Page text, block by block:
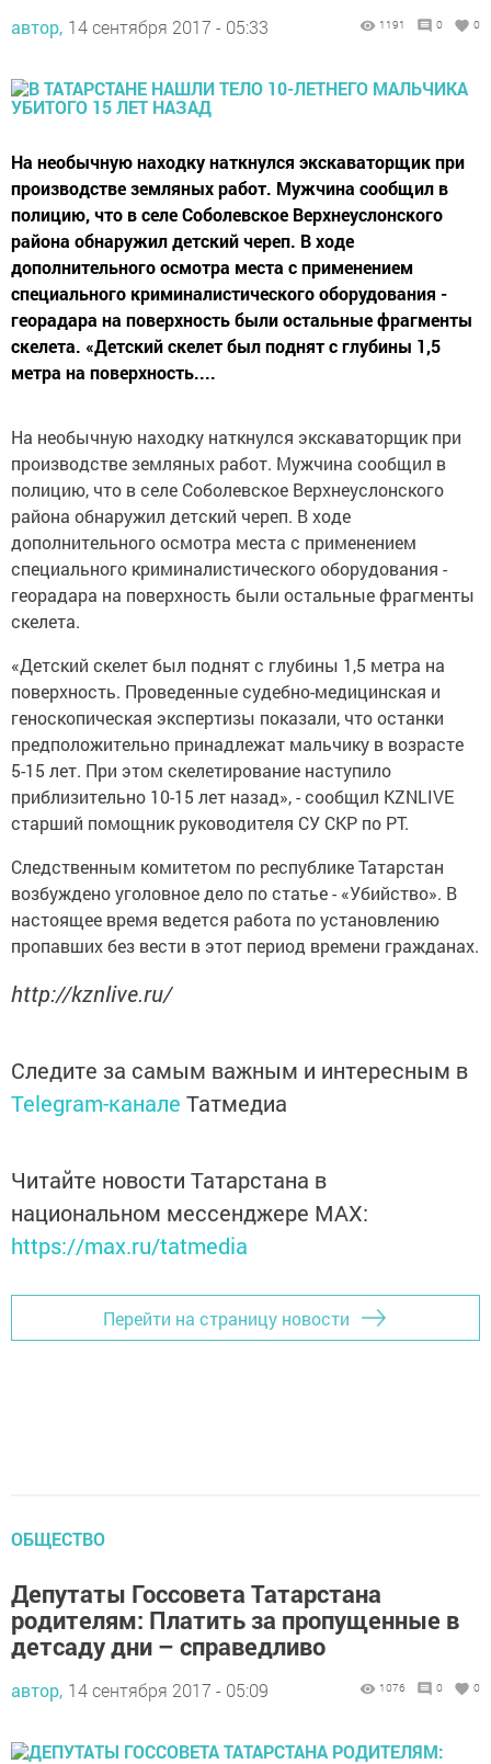
автор, 14 сентября 2017 - 05:33 1191 0 0
На необычную находку наткнулся экскаваторщик при
производстве земляных работ. Мужчина сообщил в
полицию, что в селе Соболевское Верхнеуслонского
района обнаружил детский череп. В ходе
дополнительного осмотра места с применением
специального криминалистического оборудования -
георадара на поверхность были остальные фрагменты
скелета. «Детский скелет был поднят с глубины 1,5
метра на поверхность....
На необычную находку наткнулся экскаваторщик при
производстве земляных работ. Мужчина сообщил в
полицию, что в селе Соболевское Верхнеуслонского
района обнаружил детский череп. В ходе
дополнительного осмотра места с применением
специального криминалистического оборудования -
георадара на поверхность были остальные фрагменты
скелета.
«Детский скелет был поднят с глубины 1,5 метра на
поверхность. Проведенные судебно-медицинская и
геноскопическая экспертизы показали, что останки
предположительно принадлежат мальчику в возрасте
5-15 лет. При этом скелетирование наступило
приблизительно 10-15 лет назад», - сообщил KZNLIVE
старший помощник руководителя СУ СКР по РТ.
Следственным комитетом по республике Татарстан
возбуждено уголовное дело по статье - «Убийство». В
настоящее время ведется работа по установлению
пропавших без вести в этот период времени гражданах.
http://kznlive.ru/
Следите за самым важным и интересным в
Telegram-канале Татмедиа
Читайте новости Татарстана в
национальном мессенджере MАХ:
https://max.ru/tatmedia
Перейти на страницу новости
ОБЩЕСТВО
Депутаты Госсовета Татарстана
родителям: Платить за пропущенные в
детсаду дни – справедливо
автор, 14 сентября 2017 - 05:09 1076 0 0